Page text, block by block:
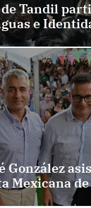
Tandil
e
González
Mexicana